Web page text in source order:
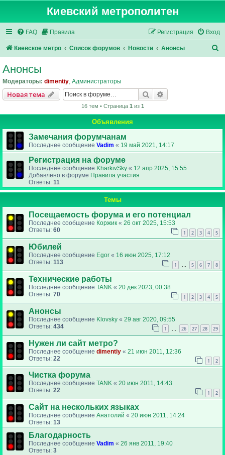
Киевский метрополитен
FAQ Правила Вход
Регистрация
Киевское метро Список форумов Новости Анонсы
Анонсы
Модераторы: dimentiy, Администраторы
Новая тема Поиск
16 тем • Страница 1из 1
Объявления
Замечания форумчанам
Последнее сообщение Vadim « 19 май 2021, 14:17
Регистрация на форуме
Последнее сообщение KharkivSky « 12 апр 2025, 15:55
Добавлено в форуме Правила участия
Ответы: 11
Темы
Посещаемость форума и его потенциал
Последнее сообщение Коржик « 26 окт 2025, 15:53
Ответы: 60 1 2 3 4 5
Юбилей
Последнее сообщение Egor « 16 июн 2025, 17:12
Ответы: 113 1 … 5 6 7 8
Технические работы
Последнее сообщение TANK « 20 дек 2023, 00:38
Ответы: 70 1 2 3 4 5
Анонсы
Последнее сообщение Klovsky « 29 авг 2020, 09:55
Ответы: 434 1 26 27 28 29
Нужен ли сайт метро?
Последнее сообщение dimentiy « 21 июн 2011, 12:36
Ответы: 22 1 2
Чистка форума
Последнее сообщение TANK « 20 июн 2011, 14:43
Ответы: 22 1 2
Сайт на нескольких языках
Последнее сообщение Анатолий « 20 июн 2011, 14:24
Ответы: 13
Благодарность
Последнее сообщение Vadim « 26 янв 2011, 19:40
Ответы: 3